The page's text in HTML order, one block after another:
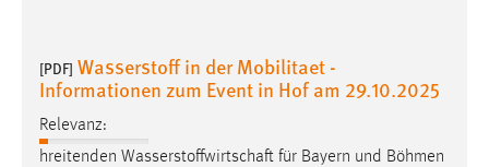
[PDF] Wasserstoff in der Mobilitaet -
Informationen zum Event in Hof am 29.10.2025
Relevanz:
hreitenden Wasserstoffwirtschaft für Bayern und Böhmen
Marketing Cookies werden von Drittanbietern
verwendet, um personalisierte Werbung anzuzeigen.
Sie tun dies, indem sie Besucher über Websites
hinweg verfolgen.